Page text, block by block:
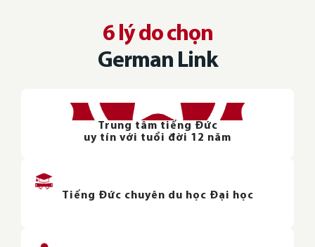
6 lý do chọn
German Link
Trung tâm tiếng Đức
uy tín với tuổi đời 12 năm
Tiếng Đức chuyên du học Đại học